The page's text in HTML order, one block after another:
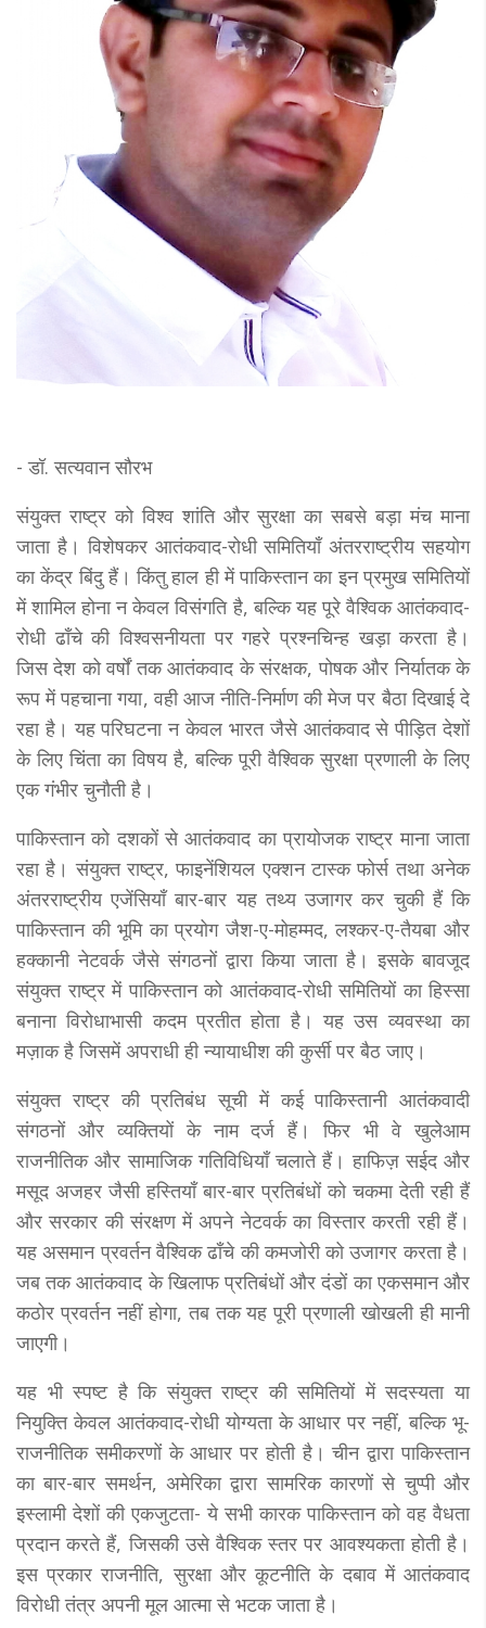
- डॉ. सत्यवान सौरभ
संयुक्त राष्ट्र को विश्व शांति और सुरक्षा का सबसे बड़ा मंच माना
जाता है। विशेषकर आतंकवाद-रोधी समितियाँ अंतरराष्ट्रीय सहयोग
का केंद्र बिंदु हैं। किंतु हाल ही में पाकिस्तान का इन प्रमुख समितियों
में शामिल होना न केवल विसंगति है, बल्कि यह पूरे वैश्विक आतंकवाद-
रोधी ढाँचे की विश्वसनीयता पर गहरे प्रश्नचिन्ह खड़ा करता है।
जिस देश को वर्षों तक आतंकवाद के संरक्षक, पोषक और निर्यातक के
रूप में पहचाना गया, वही आज नीति-निर्माण की मेज पर बैठा दिखाई दे
रहा है। यह परिघटना न केवल भारत जैसे आतंकवाद से पीड़ित देशों
के लिए चिंता का विषय है, बल्कि पूरी वैश्विक सुरक्षा प्रणाली के लिए
एक गंभीर चुनौती है।
पाकिस्तान को दशकों से आतंकवाद का प्रायोजक राष्ट्र माना जाता
रहा है। संयुक्त राष्ट्र, फाइनेंशियल एक्शन टास्क फोर्स तथा अनेक
अंतरराष्ट्रीय एजेंसियाँ बार-बार यह तथ्य उजागर कर चुकी हैं कि
पाकिस्तान की भूमि का प्रयोग जैश-ए-मोहम्मद, लश्कर-ए-तैयबा और
हक्कानी नेटवर्क जैसे संगठनों द्वारा किया जाता है। इसके बावजूद
संयुक्त राष्ट्र में पाकिस्तान को आतंकवाद-रोधी समितियों का हिस्सा
बनाना विरोधाभासी कदम प्रतीत होता है। यह उस व्यवस्था का
मज़ाक है जिसमें अपराधी ही न्यायाधीश की कुर्सी पर बैठ जाए।
संयुक्त राष्ट्र की प्रतिबंध सूची में कई पाकिस्तानी आतंकवादी
संगठनों और व्यक्तियों के नाम दर्ज हैं। फिर भी वे खुलेआम
राजनीतिक और सामाजिक गतिविधियाँ चलाते हैं। हाफिज़ सईद और
मसूद अजहर जैसी हस्तियाँ बार-बार प्रतिबंधों को चकमा देती रही हैं
और सरकार की संरक्षण में अपने नेटवर्क का विस्तार करती रही हैं।
यह असमान प्रवर्तन वैश्विक ढाँचे की कमजोरी को उजागर करता है।
जब तक आतंकवाद के खिलाफ प्रतिबंधों और दंडों का एकसमान और
कठोर प्रवर्तन नहीं होगा, तब तक यह पूरी प्रणाली खोखली ही मानी
जाएगी।
यह भी स्पष्ट है कि संयुक्त राष्ट्र की समितियों में सदस्यता या
नियुक्ति केवल आतंकवाद-रोधी योग्यता के आधार पर नहीं, बल्कि भू-
राजनीतिक समीकरणों के आधार पर होती है। चीन द्वारा पाकिस्तान
का बार-बार समर्थन, अमेरिका द्वारा सामरिक कारणों से चुप्पी और
इस्लामी देशों की एकजुटता- ये सभी कारक पाकिस्तान को वह वैधता
प्रदान करते हैं, जिसकी उसे वैश्विक स्तर पर आवश्यकता होती है।
इस प्रकार राजनीति, सुरक्षा और कूटनीति के दबाव में आतंकवाद
विरोधी तंत्र अपनी मूल आत्मा से भटक जाता है।